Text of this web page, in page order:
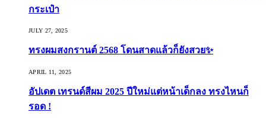
กระเป๋า
JULY 27, 2025
ทรงผมสงกรานต์ 2568 โดนสาดแล้วก็ยังสวย✨
APRIL 11, 2025
อัปเดต เทรนด์สีผม 2025 ปีใหม่แต่หน้าเด็กลง ทรงไหนก็
รอด !